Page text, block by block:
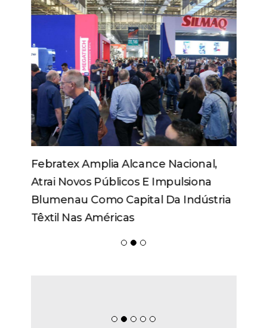
Febratex Amplia Alcance Nacional,
Atrai Novos Públicos E Impulsiona
Blumenau Como Capital Da Indústria
Têxtil Nas Américas